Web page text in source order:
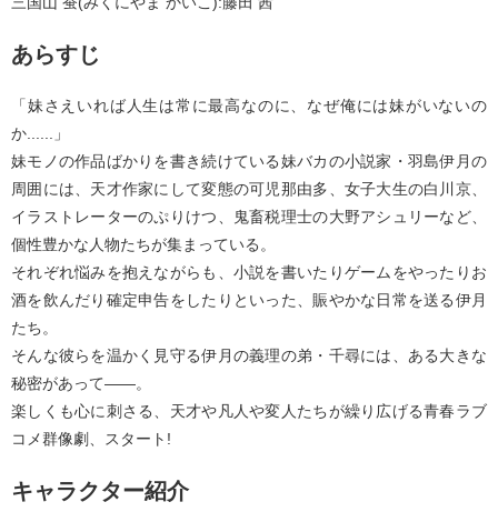
あらすじ
「妹さえいれば人生は常に最高なのに、なぜ俺には妹がいないの
か......」
妹モノの作品ばかりを書き続けている妹バカの小説家・羽島伊月の
周囲には、天才作家にして変態の可児那由多、女子大生の白川京、
イラストレーターのぷりけつ、鬼畜税理士の大野アシュリーなど、
個性豊かな人物たちが集まっている。
それぞれ悩みを抱えながらも、小説を書いたりゲームをやったりお
酒を飲んだり確定申告をしたりといった、賑やかな日常を送る伊月
たち。
そんな彼らを温かく見守る伊月の義理の弟・千尋には、ある大きな
秘密があって――。
楽しくも心に刺さる、天才や凡人や変人たちが繰り広げる青春ラブ
コメ群像劇、スタート!
キャラクター紹介